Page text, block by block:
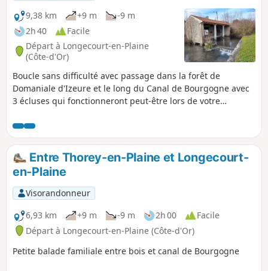
9,38 km
+9 m
-9 m
2h 40
Facile
Départ à Longecourt-en-Plaine
(Côte-d'Or)
Boucle sans difficulté avec passage dans la forêt de
Domaniale d'Izeure et le long du Canal de Bourgogne avec
3 écluses qui fonctionneront peut-être lors de votre
et l'église.
Entre Thorey-en-Plaine et Longecourt-
en-Plaine
Visorandonneur
6,93 km
+9 m -9 m 2h 00
Facile
Départ à Longecourt-en-Plaine (Côte-d'Or)
Petite balade familiale entre bois et canal de Bourgogne